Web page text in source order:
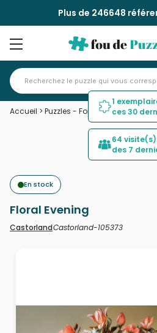
Plus de 246648
Accueil > Puzzles - Forêts, Fleurs et
En stock
Floral Evening
CastorlandCastorland-105373
1
ces 30
64
des 7